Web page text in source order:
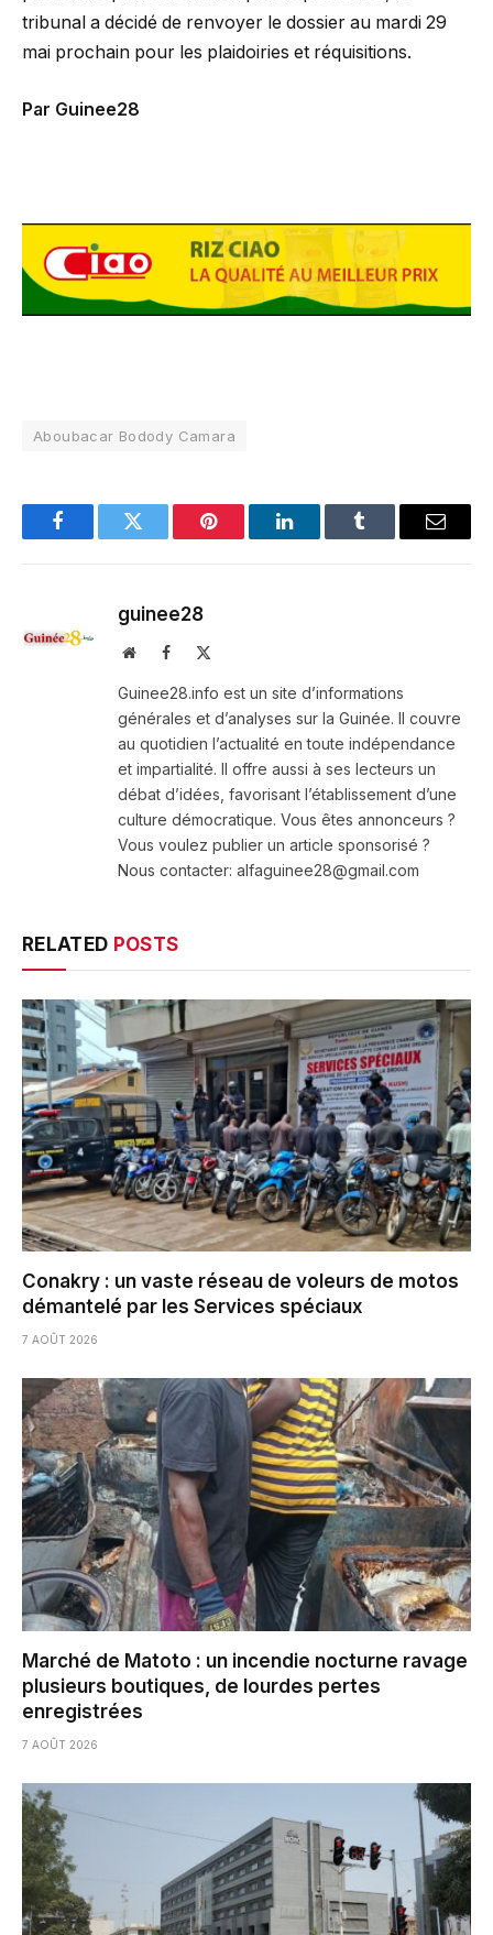
tribunal a décidé de renvoyer le dossier au mardi 29
mai prochain pour les plaidoiries et réquisitions.
Par Guinee28
Aboubacar Bodody Camara
FacebookTwitter Pinterest LinkedInTumblr Email
guinee28
WebsiteFacebook
Guinee28.info est un site d’informations
générales et d’analyses sur la Guinée. Il couvre
au quotidien l’actualité en toute indépendance
et impartialité. Il offre aussi à ses lecteurs un
débat d’idées, favorisant l’établissement d’une
culture démocratique. Vous êtes annonceurs ?
Vous voulez publier un article sponsorisé ?
Nous contacter: alfaguinee28@gmail.com
RELATED POSTS
Conakry : un vaste réseau de voleurs de motos
démantelé par les Services spéciaux
7 AOÛT 2026
Marché de Matoto : un incendie nocturne ravage
plusieurs boutiques, de lourdes pertes
enregistrées
7 AOÛT 2026